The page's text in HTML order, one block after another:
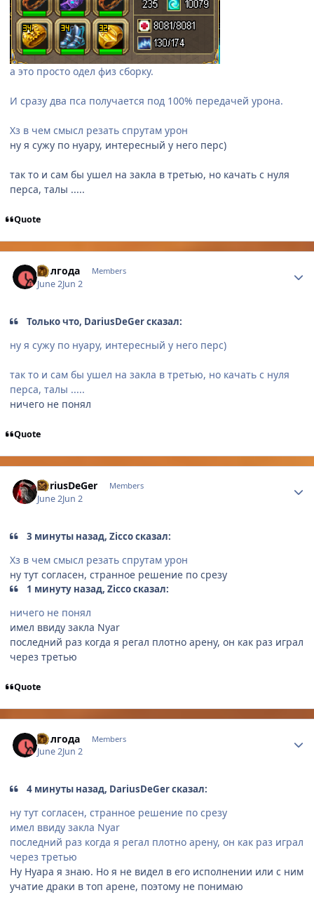
а это просто одел физ сборку.
И сразу два пса получается под 100% передачей урона.
Хз в чем смысл резать спрутам урон
ну я сужу по нуару, интересный у него перс)
так то и сам бы ушел на закла в третью, но качать с нуля
перса, талы .....
Quote
Полгода Members
June 2Jun 2
Только что, DariusDeGer сказал:
ну я сужу по нуару, интересный у него перс)
так то и сам бы ушел на закла в третью, но качать с нуля
перса, талы .....
ничего не понял
Quote
DariusDeGer Members
June 2Jun 2
3 минуты назад, Zicco сказал:
Хз в чем смысл резать спрутам урон
ну тут согласен, странное решение по срезу
1 минуту назад, Zicco сказал:
ничего не понял
имел ввиду закла Nyar
последний раз когда я регал плотно арену, он как раз играл
через третью
Quote
Полгода Members
June 2Jun 2
4 минуты назад, DariusDeGer сказал:
ну тут согласен, странное решение по срезу
имел ввиду закла Nyar
последний раз когда я регал плотно арену, он как раз играл
через третью
Ну Нуара я знаю. Но я не видел в его исполнении или с ним
учатие драки в топ арене, поэтому не понимаю